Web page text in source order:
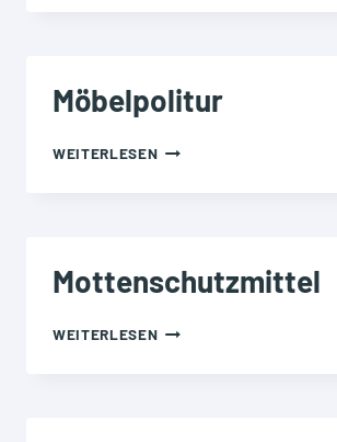
Möbelpolitur
WEITERLESENMÖBELPOLITUR
Mottenschutzmittel
WEITERLESENMOTTENSCHUTZMITTEL